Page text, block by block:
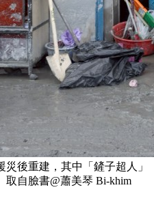
後重建，其中「鏟子超人」
取自臉書@蕭美琴 Bi-khim